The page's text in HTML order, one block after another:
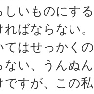
しいものにす
ればならない
てはせっかく
ない、うんぬ
ですが、この